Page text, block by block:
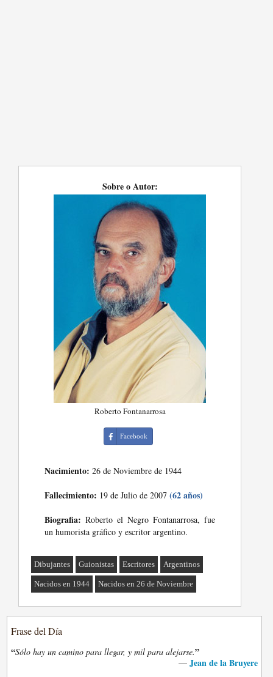
Sobre o Autor:
Roberto Fontanarrosa
Facebook
Nacimiento: 26 de Noviembre de 1944
Fallecimiento: 19 de Julio de 2007(62 años)
Biografia: Roberto el Negro Fontanarrosa, fue
un humorista gráfico y escritor argentino.
Dibujantes Guionistas Escritores Argentinos
Nacidos en 1944 Nacidos en 26 de Noviembre
Frase del Día
“Sólo hay un camino para llegar, y mil para alejarse.”
— Jean de la Bruyere